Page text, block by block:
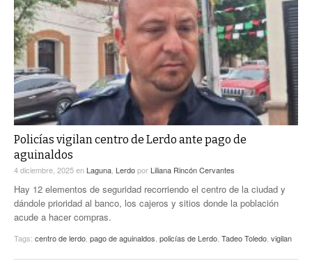
Policías vigilan centro de Lerdo ante pago de
aguinaldos
4 diciembre, 2025en Laguna Lerdopor Liliana Rincón Cervantes
Hay 12 elementos de seguridad recorriendo el centro de la ciudad y
dándole prioridad al banco, los cajeros y sitios donde la población
acude a hacer compras.
Tags: centro de lerdo pago de aguinaldos policías de Lerdo Tadeo Toledo vigilan